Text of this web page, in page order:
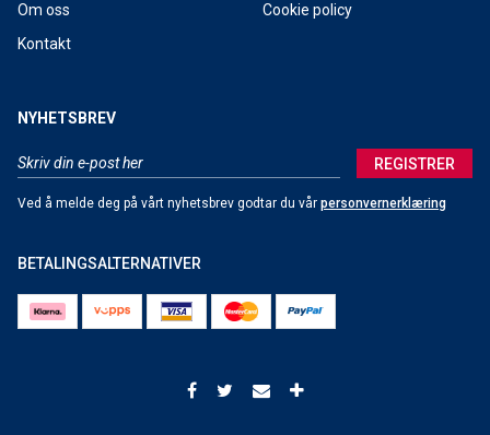
Nordnorsk Sykkelmesse 2017
Nordnorsk skimesse 2016
Høstsalg sykkel
Tromsø Sykkelfestival 2016
ENDELIG: Smøremelding Tromsø Skimaraton 2016
Om oss
Kontakt
Cookie policy
NYHETSBREV
REGISTRER
Ved å melde deg på vårt nyhetsbrev godtar du vår personvernerklæring
BETALINGSALTERNATIVER